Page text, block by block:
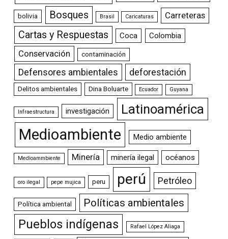
bolivia Bosques Brasil Caricaturas Carreteras
Cartas y Respuestas Coca Colombia
Conservación contaminación
Defensores ambientales deforestación
Delitos ambientales Dina Boluarte Ecuador Guyana
Infraestructura investigación Latinoamérica
Medioambiente Medio ambiente
Medioammbiente Minería minería ilegal océanos
oro ilegal pepe mujica peru perú Petróleo
Política ambiental Políticas ambientales
Pueblos indígenas Rafael López Aliaga